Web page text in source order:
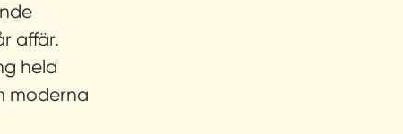
affär.
hela
moderna